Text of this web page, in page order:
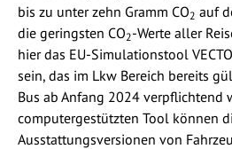
bis zu unter zehn Gramm CO2 auf
die geringsten CO2-Werte aller
hier das EU-Simulationstool
sein, das im Lkw Bereich bereits
Bus ab Anfang 2024 verpflichtend
computergestützten Tool können
Ausstattungsversionen von